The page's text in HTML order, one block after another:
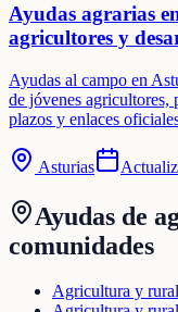
Ayudas agrarias
agricultores y
Ayudas al campo en
de jóvenes agricultores,
plazos y enlaces
Asturias
Ayudas de
comunidades
Agricultura y